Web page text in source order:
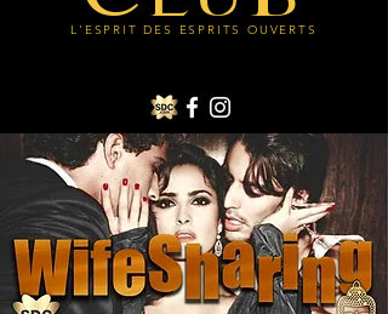
L'ESPRIT DES ESPRITS OUVERTS